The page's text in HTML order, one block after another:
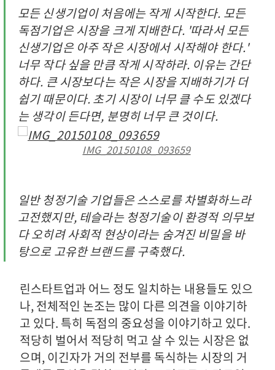
모든 신생기업이 처음에는 작게 시작한다. 모든
독점기업은 시장을 크게 지배한다. '따라서 모든
신생기업은 아주 작은 시장에서 시작해야 한다.'
너무 작다 싶을 만큼 작게 시작하라. 이유는 간단
하다. 큰 시장보다는 작은 시장을 지배하기가 더
쉽기 때문이다. 초기 시장이 너무 클 수도 있겠다
는 생각이 든다면, 분명히 너무 큰 것이다.
IMG_20150108_093659
일반 청정기술 기업들은 스스로를 차별화하느라
고전했지만, 테슬라는 청정기술이 환경적 의무보
다 오히려 사회적 현상이라는 숨겨진 비밀을 바
탕으로 고유한 브랜드를 구축했다.
린스타트업과 어느 정도 일치하는 내용들도 있으
나, 전체적인 논조는 많이 다른 의견을 이야기하
고 있다. 특히 독점의 중요성을 이야기하고 있다.
적당히 벌어서 적당히 먹고 살 수 있는 시장은 없
으며, 이긴자가 거의 전부를 독식하는 시장의 거